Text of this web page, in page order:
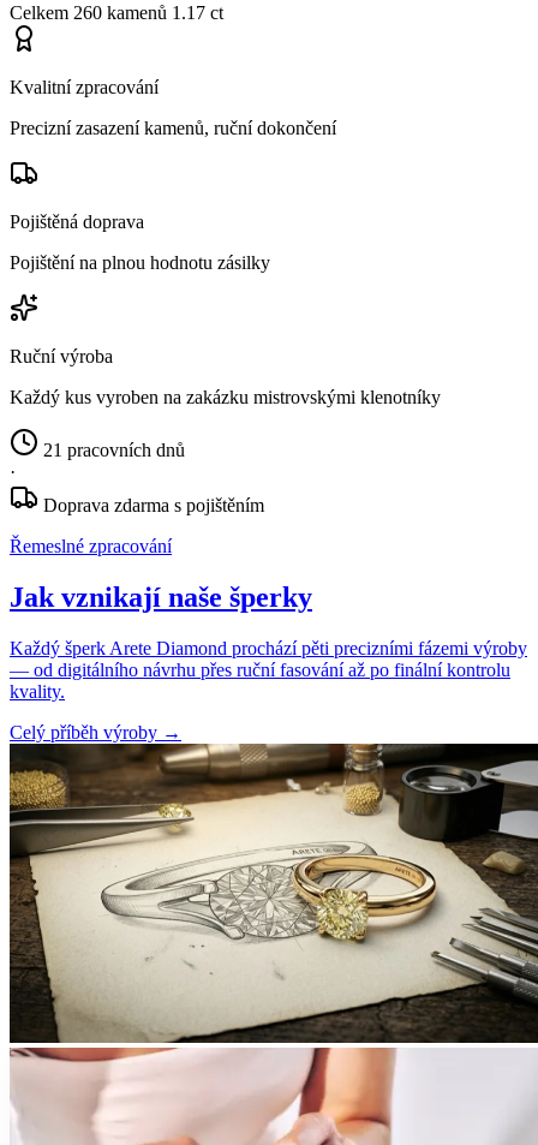
Celkem 260 kamenů 1.17 ct
Kvalitní zpracování
Precizní zasazení kamenů, ruční dokončení
Pojištěná doprava
Pojištění na plnou hodnotu zásilky
Ruční výroba
Každý kus vyroben na zakázku mistrovskými klenotníky
21 pracovních dnů
·
Doprava zdarma s pojištěním
Řemeslné zpracování
Jak vznikají naše šperky
Každý šperk Arete Diamond prochází pěti precizními fázemi výroby
— od digitálního návrhu přes ruční fasování až po finální kontrolu
kvality.
Celý příběh výroby →